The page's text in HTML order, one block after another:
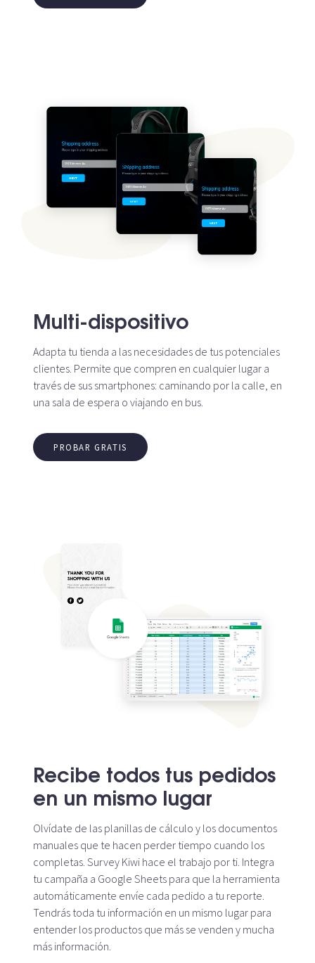
Multi-dispositivo
Adapta tu tienda a las necesidades de tus potenciales
clientes. Permite que compren en cualquier lugar a
través de sus smartphones: caminando por la calle, en
una sala de espera o viajando en bus.
PROBAR GRATIS
Recibe todos tus pedidos
en un mismo lugar
Olvídate de las planillas de cálculo y los documentos
manuales que te hacen perder tiempo cuando los
completas. Survey Kiwi hace el trabajo por ti. Integra
tu campaña a Google Sheets para que la herramienta
automáticamente envíe cada pedido a tu reporte.
Tendrás toda tu información en un mismo lugar para
entender los productos que más se venden y mucha
más información.